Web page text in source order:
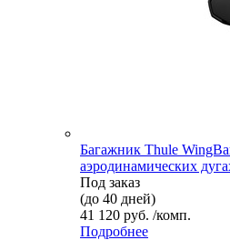
Багажник Thule
аэродинамических
Под заказ
(до 40 дней)
41 120 руб. /комп.
Подробнее